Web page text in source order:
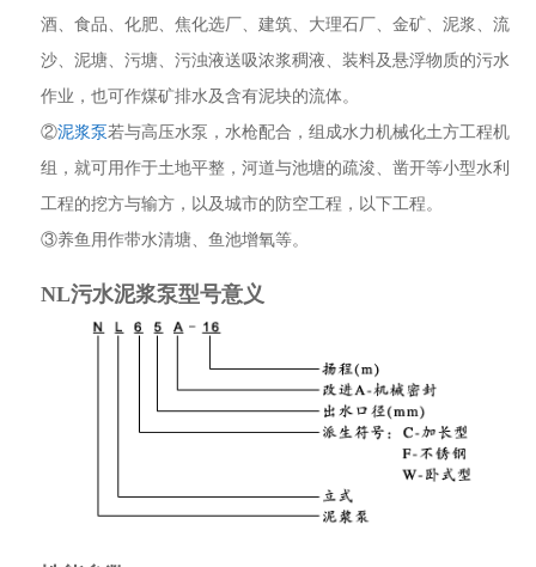
酒、食品、化肥、焦化选厂、建筑、大理石厂、金矿、泥浆、流
沙、泥塘、污塘、污浊液送吸浓浆稠液、装料及悬浮物质的污水
作业，也可作煤矿排水及含有泥块的流体。
②泥浆泵若与高压水泵，水枪配合，组成水力机械化土方工程机
组，就可用作于土地平整，河道与池塘的疏浚、凿开等小型水利
工程的挖方与输方，以及城市的防空工程，以下工程。
③养鱼用作带水清塘、鱼池增氧等。
NL污水泥浆泵型号意义